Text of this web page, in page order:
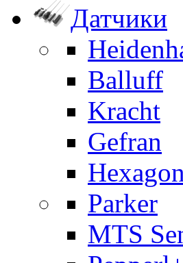
Датчики
Balluff
Kracht
Gefran
Parker
MTS